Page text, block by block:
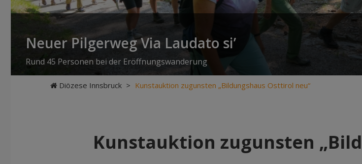
Neuer Pilgerweg Via Laudato si’
Rund 45 Personen bei der Eröffnungswanderung
Diözese Innsbruck > Kunstauktion zugunsten „Bildungshaus Osttirol neu“
Kunstauktion zugunsten